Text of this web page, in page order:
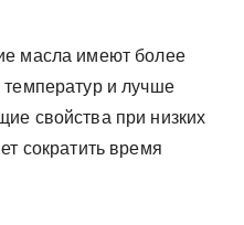
масла имеют более
и лучше
свойства при низких
сократить время